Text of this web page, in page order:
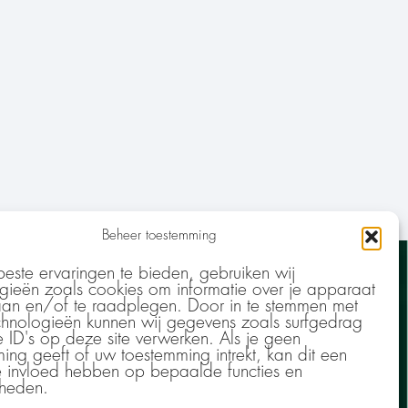
Beheer toestemming
ervaringen te bieden, gebruiken wij
zoals cookies om informatie over je apparaat
en/of te raadplegen. Door in te stemmen met
kunnen wij gegevens zoals surfgedrag
ID's op deze site verwerken. Als je geen
geeft of uw toestemming intrekt, kan dit een
invloed hebben op bepaalde functies en
CONTACT
+31 (0)6 1152 9953
linde.geenen@kontextconsultancy.nl
BTW: NL860903035B01